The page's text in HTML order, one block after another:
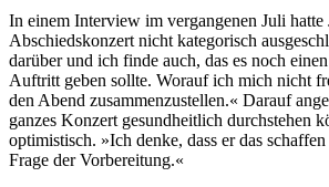
In einem Interview im vergangenen Juli hatte
Abschiedskonzert nicht kategorisch
darüber und ich finde auch, das es noch
Auftritt geben sollte. Worauf ich mich nicht
den Abend zusammenzustellen.« Darauf
ganzes Konzert gesundheitlich durchstehen
optimistisch. »Ich denke, dass er das
Frage der Vorbereitung.«